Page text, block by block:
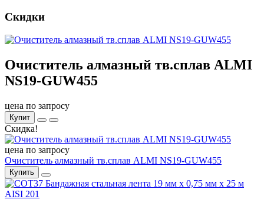
Скидки
Очиститель алмазный тв.сплав ALMI
NS19-GUW455
цена по запросу
Купит
Скидка!
цена по запросу
Очиститель алмазный тв.сплав ALMI NS19-GUW455
Купить